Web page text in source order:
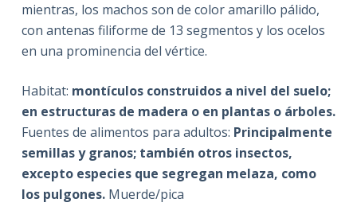
mientras, los machos son de color amarillo pálido,
con antenas filiforme de 13 segmentos y los ocelos
en una prominencia del vértice.​
Habitat: montículos construidos a nivel del suelo;
en estructuras de madera o en plantas o árboles.
Fuentes de alimentos para adultos: Principalmente
semillas y granos; también otros insectos,
excepto especies que segregan melaza, como
los pulgones. Muerde/pica